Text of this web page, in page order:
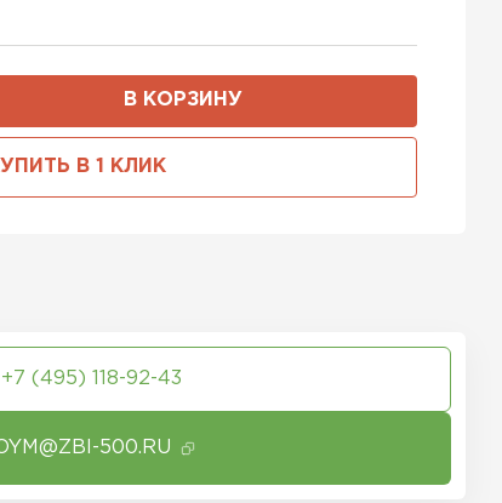
В КОРЗИНУ
В 1 КЛИК
+7 (495) 118-92-43
500.RU